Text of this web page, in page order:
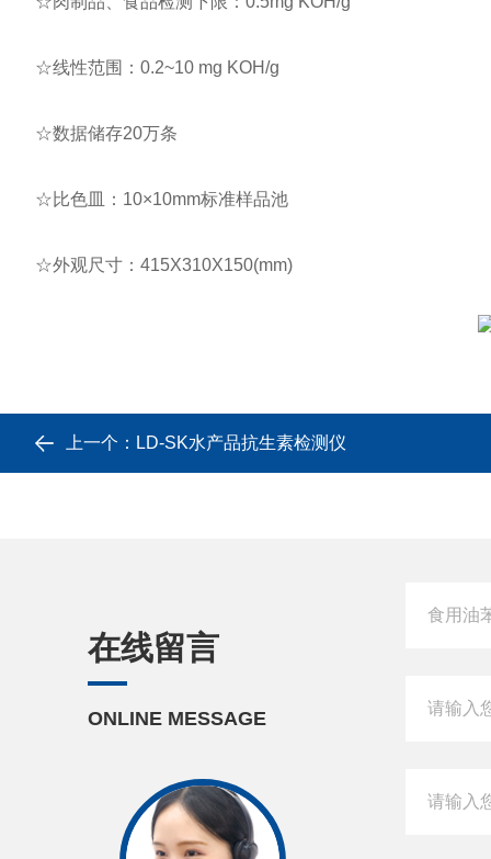
☆线性范围：0.2~10 mg KOH/g
☆数据储存20万条
☆比色皿：10×10mm标准样品池
☆外观尺寸：415X310X150(mm)
上一个： LD-SK水产品抗生素检测仪
在线留言
ONLINE MESSAGE